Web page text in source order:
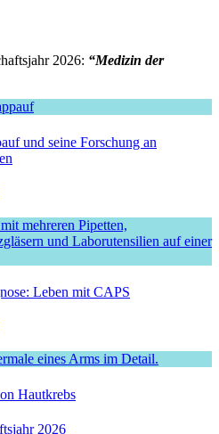
2026: “Medizin der
und seine Forschung an
Leben mit CAPS
Hautkrebs
2026